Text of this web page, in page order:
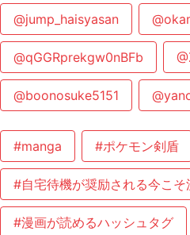
@jump_haisyasan
@qGGRprekgw0nBFb
@boonosuke5151
#manga #ポケモン剣盾
#自宅待機が奨励される今こそ
#漫画が読めるハッシュタグ